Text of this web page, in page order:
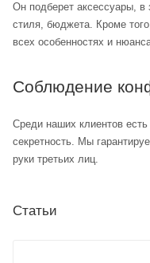
Он подберет аксессуары, в
стиля, бюджета. Кроме
всех особенностях и
Соблюдение
Среди наших клиентов
секретность. Мы
руки третьих лиц.
Статьи